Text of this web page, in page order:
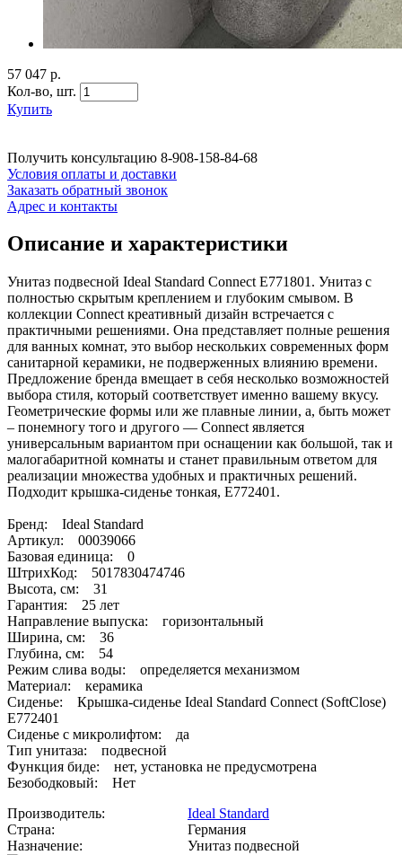
57 047 р.
Кол-во, шт.
Купить
Получить консультацию 8-908-158-84-68
Условия оплаты и доставки
Заказать обратный звонок
Адрес и контакты
Описание и характеристики
Унитаз подвесной Ideal Standard Connect E771801. Унитаз с
полностью скрытым креплением и глубоким смывом. В
коллекции Connect креативный дизайн встречается с
практичными решениями. Она представляет полные решения
для ванных комнат, это выбор нескольких современных форм
санитарной керамики, не подверженных влиянию времени.
Предложение бренда вмещает в себя несколько возможностей
выбора стиля, который соответствует именно вашему вкусу.
Геометрические формы или же плавные линии, а, быть может
– понемногу того и другого — Connect является
универсальным вариантом при оснащении как большой, так и
малогабаритной комнаты и станет правильным ответом для
реализации множества удобных и практичных решений.
Подходит крышка-сиденье тонкая, E772401.
Бренд: Ideal Standard
Артикул: 00039066
Базовая единица: 0
ШтрихКод: 5017830474746
Высота, см: 31
Гарантия: 25 лет
Направление выпуска: горизонтальный
Ширина, см: 36
Глубина, см: 54
Режим слива воды: определяется механизмом
Материал: керамика
Сиденье: Крышка-сиденье Ideal Standard Connect (SoftClose)
E772401
Сиденье с микролифтом: да
Тип унитаза: подвесной
Функция биде: нет, установка не предусмотрена
Безободковый: Нет
Производитель:
Ideal Standard
Страна:
Германия
Назначение:
Унитаз подвесной